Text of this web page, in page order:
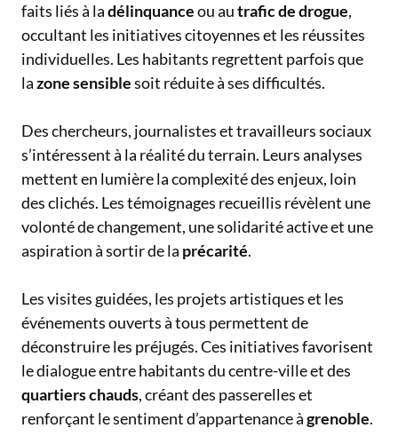
faits liés à ladélinquanceou autrafic de drogue,
occultant les initiatives citoyennes et les réussites
individuelles. Les habitants regrettent parfois que
lazone sensiblesoit réduite à ses difficultés.
Des chercheurs, journalistes et travailleurs sociaux
s’intéressent à la réalité du terrain. Leurs analyses
mettent en lumière la complexité des enjeux, loin
des clichés. Les témoignages recueillis révèlent une
volonté de changement, une solidarité active et une
aspiration à sortir de la précarité.
Les visites guidées, les projets artistiques et les
événements ouverts à tous permettent de
déconstruire les préjugés. Ces initiatives favorisent
le dialogue entre habitants du centre-ville et des
quartiers chauds, créant des passerelles et
renforçant le sentiment d’appartenance àgrenoble.